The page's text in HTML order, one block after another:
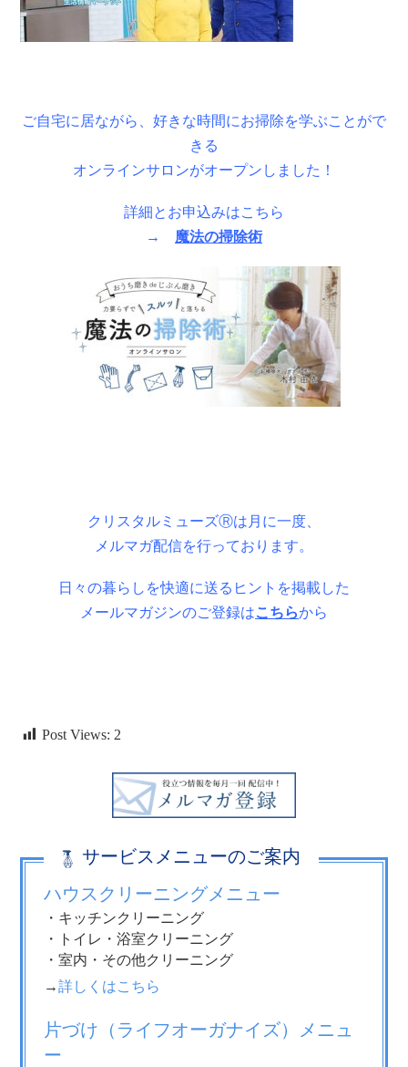
ご自宅に居ながら、好きな時間にお掃除を学ぶことがで
きる
オンラインサロンがオープンしました！
詳細とお申込みはこちら
→ 魔法の掃除術
クリスタルミューズⓇは月に一度、
メルマガ配信を行っております。
日々の暮らしを快適に送るヒントを掲載した
メールマガジンのご登録はこちらから
Post Views: 2
サービスメニューのご案内
ハウスクリーニングメニュー
・キッチンクリーニング
・トイレ・浴室クリーニング
・室内・その他クリーニング
→詳しくはこちら
片づけ（ライフオーガナイズ）メニュ
ー